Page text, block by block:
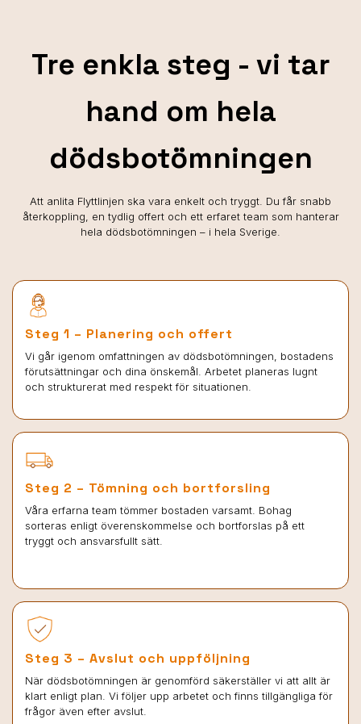
Tre enkla steg - vi tar
hand om hela
dödsbotömningen
Att anlita Flyttlinjen ska vara enkelt och tryggt. Du får snabb
återkoppling, en tydlig offert och ett erfaret team som hanterar
hela dödsbotömningen – i hela Sverige.
Steg 1 – Planering och offert
Vi går igenom omfattningen av dödsbotömningen, bostadens
förutsättningar och dina önskemål. Arbetet planeras lugnt
och strukturerat med respekt för situationen.
Steg 2 – Tömning och bortforsling
Våra erfarna team tömmer bostaden varsamt. Bohag
sorteras enligt överenskommelse och bortforslas på ett
tryggt och ansvarsfullt sätt.
Steg 3 – Avslut och uppföljning
När dödsbotömningen är genomförd säkerställer vi att allt är
klart enligt plan. Vi följer upp arbetet och finns tillgängliga för
frågor även efter avslut.